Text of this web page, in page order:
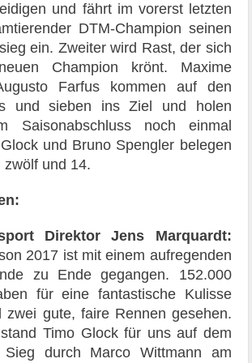
und fährt im vorerst letzten
DTM-Champion seinen
ein. Zweiter wird Rast, der sich
Champion krönt. Maxime
Farfus kommen auf den
und sieben ins Ziel und holen
Saisonabschluss noch einmal
und Bruno Spengler belegen
zwölf und 14.
Direktor Jens Marquardt:
2017 ist mit einem aufregenden
zu Ende gegangen. 152.000
für eine fantastische Kulisse
zwei gute, faire Rennen gesehen.
Timo Glock für uns auf dem
durch Marco Wittmann am